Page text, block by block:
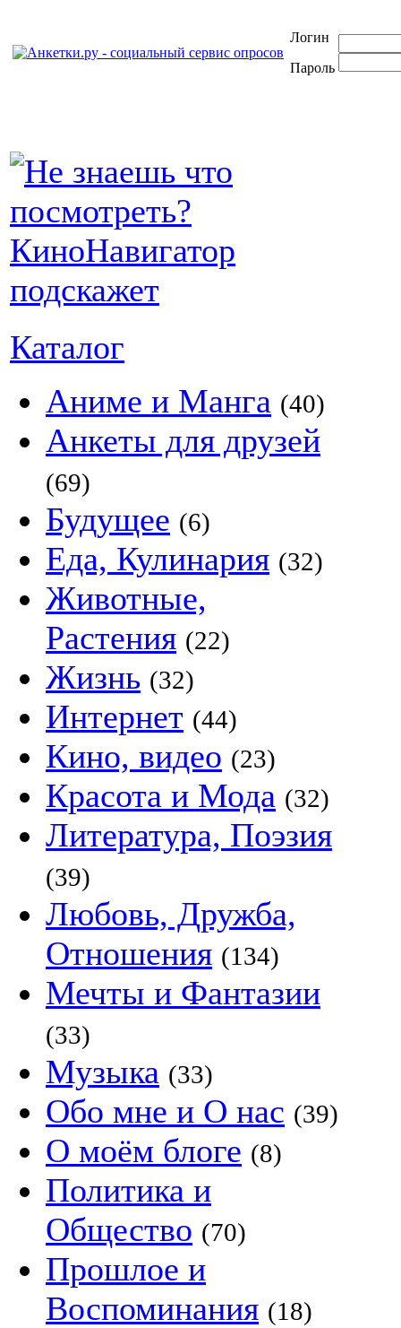
Логин
Пароль
Каталог
Аниме и Манга (40)
Анкеты для друзей
(69)
Будущее (6)
Еда, Кулинария (32)
Животные,
Растения (22)
Жизнь (32)
Интернет (44)
Кино, видео (23)
Красота и Мода (32)
Литература, Поэзия
(39)
Любовь, Дружба,
Отношения (134)
Мечты и Фантазии
(33)
Музыка (33)
Обо мне и О нас (39)
О моём блоге (8)
Политика и
Общество (70)
Прошлое и
Воспоминания (18)